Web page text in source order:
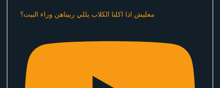
معليش اذا اكلنا الكلاب يللي ربيناهن وراء البيت؟